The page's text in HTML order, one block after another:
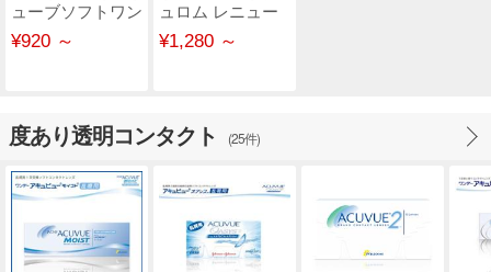
ューブソフトワン
モイスト 500ml
¥920 ～
ュロム レニュー
フレッシュ ツイ
ンパ..
¥1,280 ～
度あり透明コンタクト (25件)